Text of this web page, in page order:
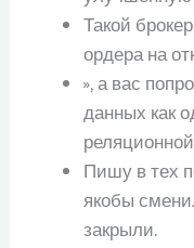
Такой
ордера на
», а вас
данных как
Пишу в тех
якобы
закрыли.